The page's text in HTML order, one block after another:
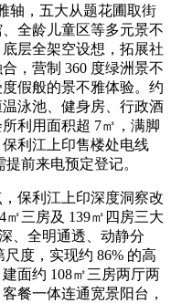
轴，五大从题花圃取街
全龄儿童区等多元景不
层全架空设想，拓展社
，营制 360 度绿洲景不
假般的景不雅体验。约
泳池、健身房、行政酒
利用面积超 7㎡，满脚
利江上印售楼处电线
前来电预定登记。
保利江上印深度洞察改
㎡三房及 139㎡四房三大
、全明通透、动静分
度，实现约 86% 的高
面约 108㎡三房两厅两
餐一体连通宽景阳台，